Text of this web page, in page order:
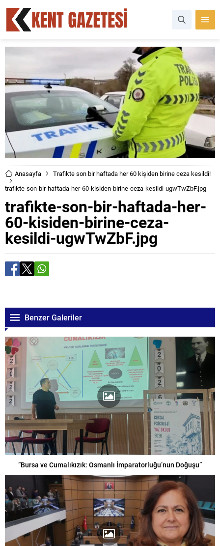
Anasayfa
Trafikte son bir haftada her 60 kişiden birine ceza kesildi!
trafikte-son-bir-haftada-her-60-kisiden-birine-ceza-kesildi-ugwTwZbF.jpg
trafikte-son-bir-haftada-her-
60-kisiden-birine-ceza-
kesildi-ugwTwZbF.jpg
Benzer Galeriler
“Bursa ve Cumalıkızık: Osmanlı İmparatorluğu’nun Doğuşu”